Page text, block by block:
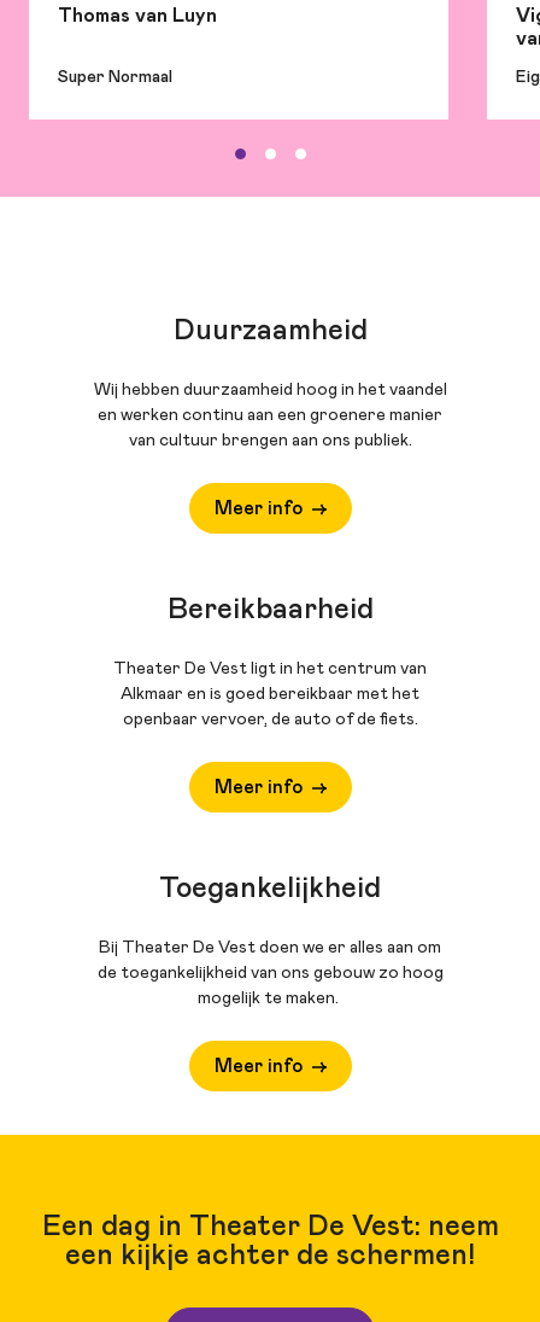
Thomas van Luyn
Super Normaal
Duurzaamheid
Wij hebben duurzaamheid hoog in het vaandel
en werken continu aan een groenere manier
van cultuur brengen aan ons publiek.
Meer info
Bereikbaarheid
Theater De Vest ligt in het centrum van
Alkmaar en is goed bereikbaar met het
openbaar vervoer, de auto of de fiets.
Meer info
Toegankelijkheid
Bij Theater De Vest doen we er alles aan om
de toegankelijkheid van ons gebouw zo hoog
mogelijk te maken.
Meer info
Een dag in Theater De Vest: neem
een kijkje achter de schermen!